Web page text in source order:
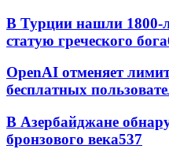
В Турции нашли
статую греческого бога
OpenAI отменяет
бесплатных
В Азербайджане
бронзового века537